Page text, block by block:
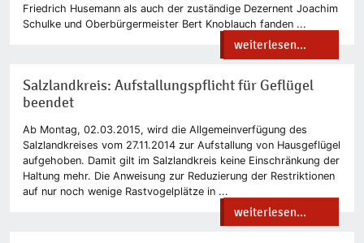
Friedrich Husemann als auch der zuständige Dezernent Joachim
Schulke und Oberbürgermeister Bert Knoblauch fanden ...
weiterlesen...
Salzlandkreis: Aufstallungspflicht für Geflügel
beendet
Ab Montag, 02.03.2015, wird die Allgemeinverfügung des
Salzlandkreises vom 27.11.2014 zur Aufstallung von Hausgeflügel
aufgehoben. Damit gilt im Salzlandkreis keine Einschränkung der
Haltung mehr. Die Anweisung zur Reduzierung der Restriktionen
auf nur noch wenige Rastvogelplätze in ...
weiterlesen...